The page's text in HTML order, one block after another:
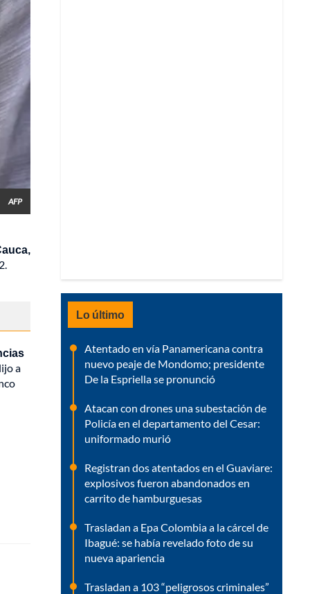
AFP
a
Lo último
Atentado en vía Panamericana contra
nuevo peaje de Mondomo; presidente
De la Espriella se pronunció
Atacan con drones una subestación de
Policía en el departamento del Cesar:
uniformado murió
Registran dos atentados en el Guaviare:
explosivos fueron abandonados en
carrito de hamburguesas
Trasladan a Epa Colombia a la cárcel de
Ibagué: se había revelado foto de su
nueva apariencia
Trasladan a 103 “peligrosos criminales”